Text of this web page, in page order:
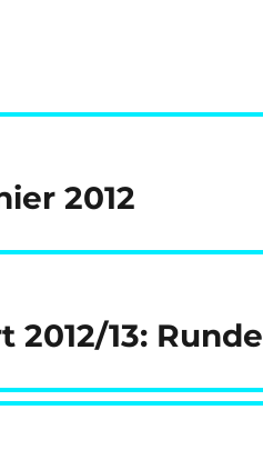
2012
13: